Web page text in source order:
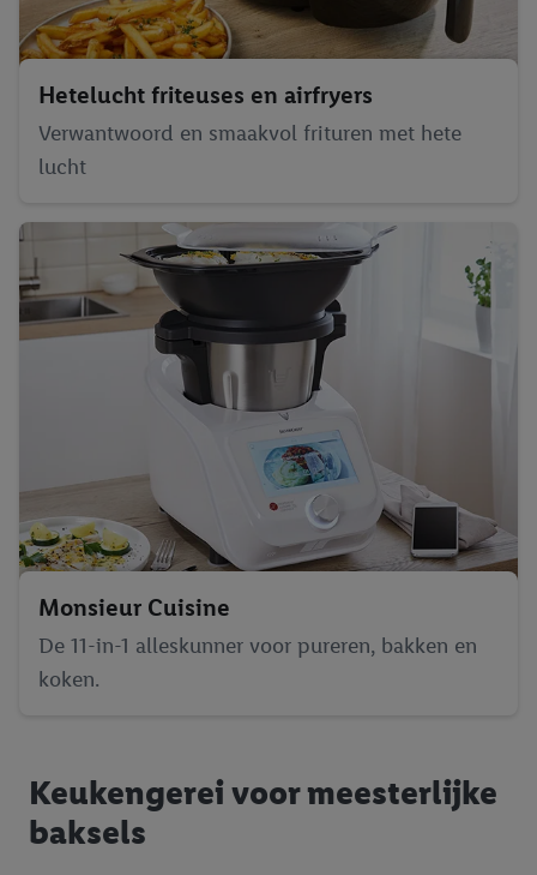
Hetelucht friteuses en airfryers
Verwantwoord en smaakvol frituren met hete
lucht
Monsieur Cuisine
De 11-in-1 alleskunner voor pureren, bakken en
koken.
Keukengerei voor meesterlijke
baksels